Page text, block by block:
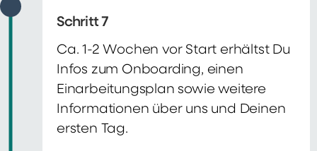
Schritt 7
Ca. 1-2 Wochen vor Start erhältst Du
Infos zum Onboarding, einen
Einarbeitungsplan sowie weitere
Informationen über uns und Deinen
ersten Tag.